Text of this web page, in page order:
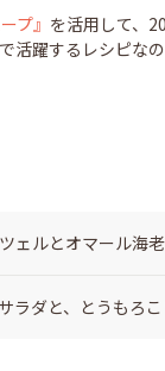
プ』 を活用して、
活躍するレシピな
ェルとオマール海
ラダと、とうもろ